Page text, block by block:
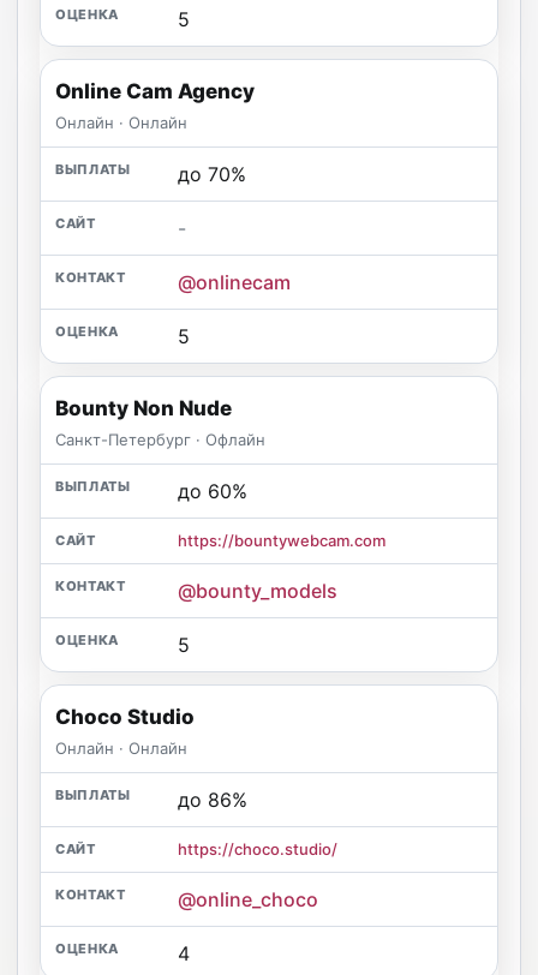
5
Online Cam Agency
Онлайн · Онлайн
до 70%
-
@onlinecam
5
Bounty Non Nude
Санкт-Петербург · Офлайн
до 60%
https://bountywebcam.com
@bounty_models
5
Choco Studio
Онлайн · Онлайн
до 86%
https://choco.studio/
@online_choco
4